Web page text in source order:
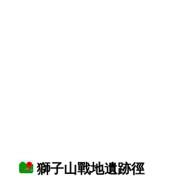
獅子山戰地遺跡徑